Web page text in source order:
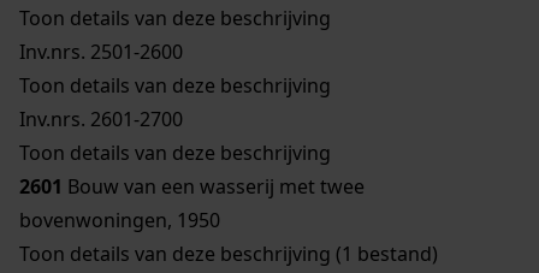
Toon details van deze beschrijving
Inv.nrs. 2501-2600
Toon details van deze beschrijving
Inv.nrs. 2601-2700
Toon details van deze beschrijving
2601 Bouw van een wasserij met twee
bovenwoningen, 1950
Toon details van deze beschrijving (1 bestand)